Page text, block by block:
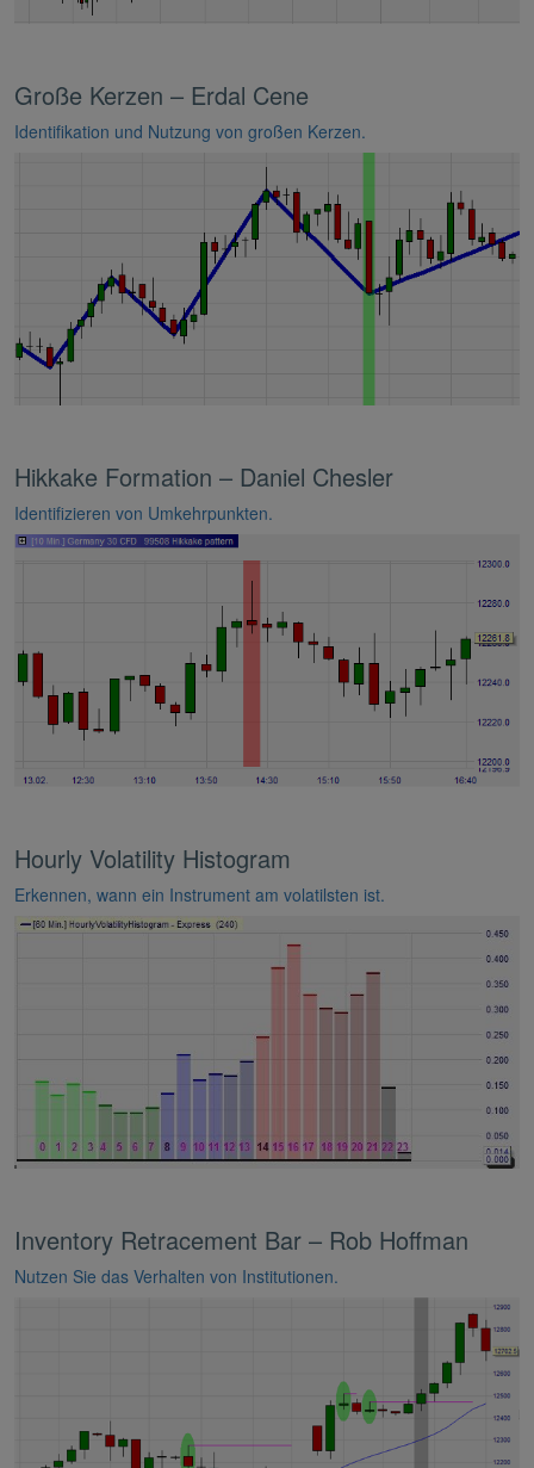
Große Kerzen – Erdal Cene
Identifikation und Nutzung von großen Kerzen.
Hikkake Formation – Daniel Chesler
Identifizieren von Umkehrpunkten.
Hourly Volatility Histogram
Erkennen, wann ein Instrument am volatilsten ist.
Inventory Retracement Bar – Rob Hoffman
Nutzen Sie das Verhalten von Institutionen.